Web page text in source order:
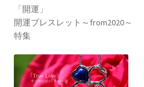
「開運」
開運ブレスレット～from2020～
特集